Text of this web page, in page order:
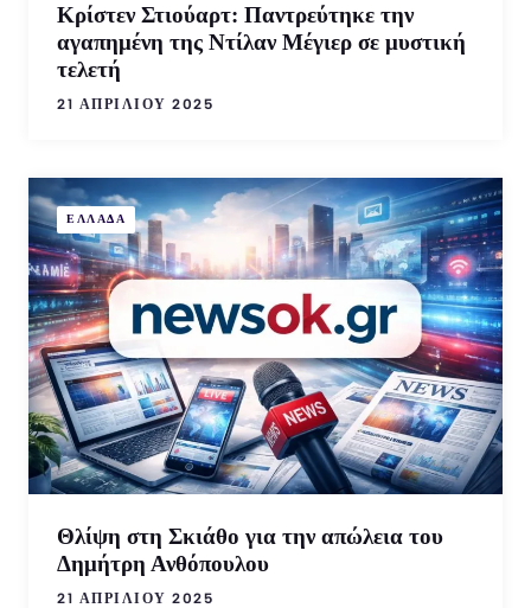
Κρίστεν Στιούαρτ: Παντρεύτηκε την
αγαπημένη της Ντίλαν Μέγιερ σε μυστική
τελετή
21 ΑΠΡΙΛΊΟΥ 2025
ΕΛΛΑΔΑ
Θλίψη στη Σκιάθο για την απώλεια του
Δημήτρη Ανθόπουλου
21 ΑΠΡΙΛΊΟΥ 2025